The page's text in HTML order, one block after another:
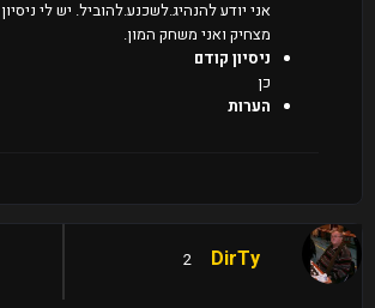
אני יודע להנהיג.לשכנע.להוביל. יש לי
מצחיק ואני משחק המון.
ניסיון קודם
כן
הערות
DirTy
2